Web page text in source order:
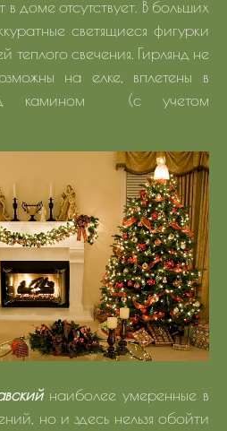
доме отсутствует. В больших
светящиеся фигурки
теплого свечения. Гирлянд не
на елке, вплетены в
камином (с учетом
наиболее умеренные в
но и здесь нельзя обойти